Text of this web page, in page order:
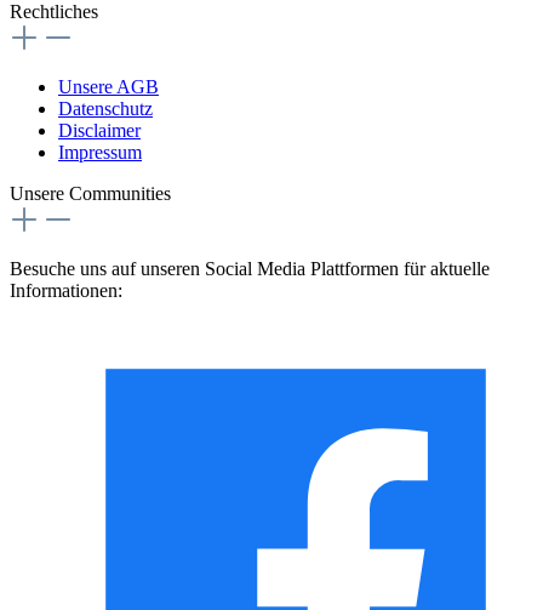
Rechtliches
Unsere AGB
Datenschutz
Disclaimer
Impressum
Unsere Communities
Besuche uns auf unseren Social Media Plattformen für aktuelle
Informationen: